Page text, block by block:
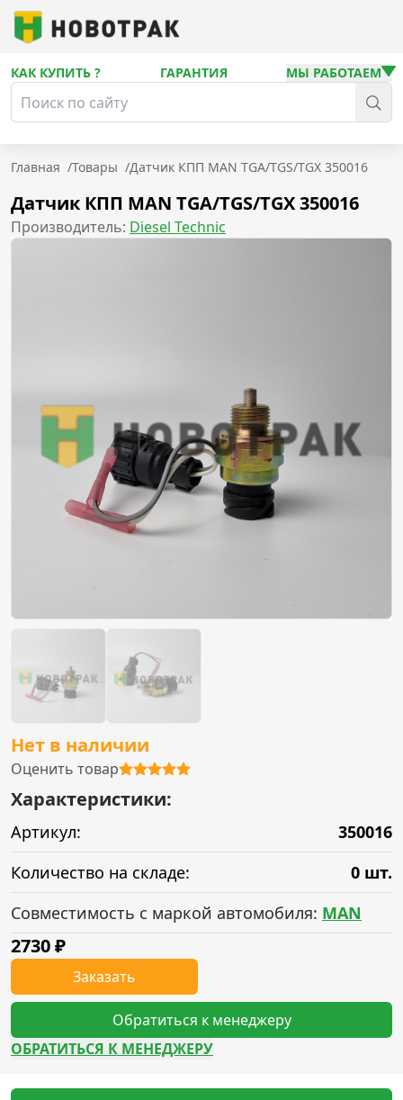
КАК КУПИТЬ ? ГАРАНТИЯ МЫ РАБОТАЕМ
Главная /Товары /Датчик КПП MAN TGA/TGS/TGX 350016
Датчик КПП MAN TGA/TGS/TGX 350016
Производитель: Diesel Technic
Нет в наличии
Оценить товар
Характеристики:
Артикул:
350016
Количество на складе:
0 шт.
Совместимость с маркой автомобиля: MAN
2730₽
Заказать
Обратиться к менеджеру
ОБРАТИТЬСЯ К МЕНЕДЖЕРУ